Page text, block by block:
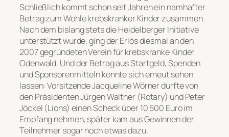
Schließlich kommt schon seit Jahren ein namhafter
Betrag zum Wohle krebskranker Kinder zusammen.
Nach dem bislang stets die Heidelberger Initiative
unterstützt wurde, ging der Erlös diesmal an den
2007 gegründeten Verein für krebskranke Kinder
Odenwald. Und der Betrag aus Startgeld, Spenden
und Sponsorenmitteln konnte sich erneut sehen
lassen: Vorsitzende Jacqueline Wörner durfte von
den Präsidenten Jürgen Walther (Rotary) und Peter
Jöckel (Lions) einen Scheck über 10 500 Euro im
Empfang nehmen, später kam aus Gewinnen der
Teilnehmer sogar noch etwas dazu.